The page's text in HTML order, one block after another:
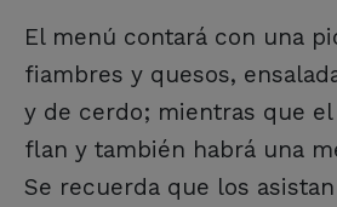
El menú contará con una
fiambres y quesos,
y de cerdo; mientras que
flan y también habrá una
Se recuerda que los